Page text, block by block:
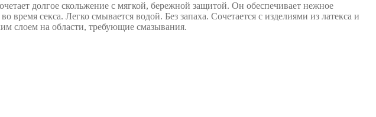
долгое скольжение с мягкой, бережной защитой. Он обеспечивает нежное
секса. Легко смывается водой. Без запаха. Сочетается с изделиями из латекса и
слоем на области, требующие смазывания.